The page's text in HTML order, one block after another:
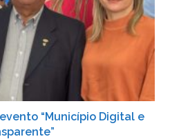
“Município Digital e